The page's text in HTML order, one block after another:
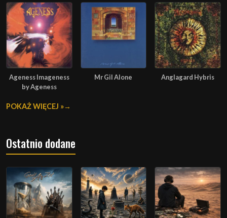
Ageness Imageness
by Ageness
Mr Gil Alone Anglagard Hybris
POKAŻ WIĘCEJ »
Ostatnio dodane